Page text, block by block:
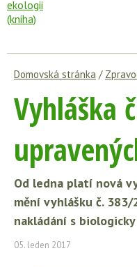
Domovská stránka /
Vyhláška
Od ledna platí nová
mění vyhlášku č.
nakládání s
05. leden 2017